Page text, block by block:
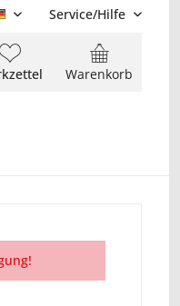
DE Service/Hilfe
Warenkorb